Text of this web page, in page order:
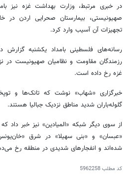
در خبری مرتبط، وزارت بهداشت غزه نیز
صهیونیستی، بیمارستان صحرایی اردن
تجهیزات آن آسیب وارد کرد.
رسانه‌های فلسطینی بامداد یکشنبه
رزمندگان مقاومت و نظامیان صهیونیست در
غزه رخ داده است.
خبرگزاری «شهاب» نوشت که تانک‌ها و
گلوله‌باران شدید مناطق نزدیک جبالیا هستند.
از سوی دیگر شبکه «المیادین» نیز خبر داد
«عبسان» و «بنی سهیلا» در شرق
شده‌اند و انفجارهای شدیدی در منطقه رخ
کد مطلب5962258